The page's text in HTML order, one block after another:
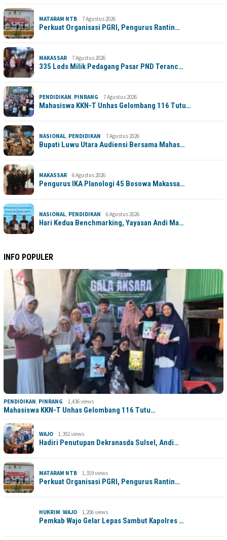
MATARAM NTB 7 Agustus 2026
Perkuat Organisasi PGRI, Pengurus Rantin…
MAKASSAR 7 Agustus 2026
335 Lods Milik Pedagang Pasar PND Teranc…
PENDIDIKAN, PINRANG 7 Agustus 2026
Mahasiswa KKN-T Unhas Gelombang 116 Tutu…
NASIONAL, PENDIDIKAN 7 Agustus 2026
Bupati Luwu Utara Audiensi Bersama Mahas…
MAKASSAR 6 Agustus 2026
Pengurus IKA Planologi 45 Bosowa Makassa…
NASIONAL, PENDIDIKAN 6 Agustus 2026
Hari Kedua Benchmarking, Yayasan Andi Ma…
INFO POPULER
PENDIDIKAN, PINRANG 1,436 views
Mahasiswa KKN-T Unhas Gelombang 116 Tutu…
WAJO 1,392 views
Hadiri Penutupan Dekranasda Sulsel, Andi…
MATARAM NTB 1,319 views
Perkuat Organisasi PGRI, Pengurus Rantin…
HUKRIM, WAJO 1,206 views
Pemkab Wajo Gelar Lepas Sambut Kapolres …